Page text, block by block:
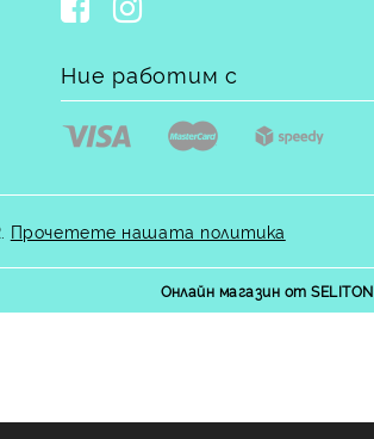
Ние работим с
Прочетете нашата политика
Онлайн магазин от SELITON